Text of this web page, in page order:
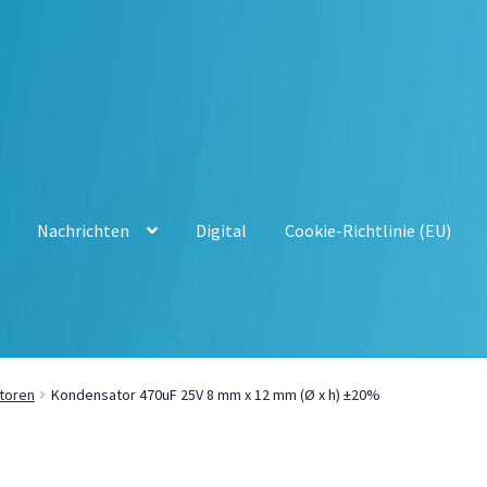
Nachrichten Digital Cookie-Richtlinie (EU)
Kondensator 470uF 25V 8 mm x 12 mm (Ø x h) ±20%